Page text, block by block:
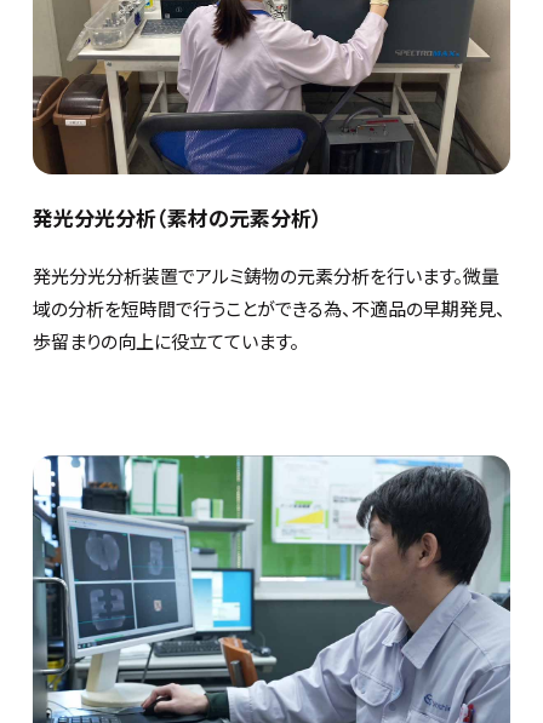
発光分光分析（素材の元素分析）
発光分光分析装置でアルミ鋳物の元素分析を行います。微量
域の分析を短時間で行うことができる為、不適品の早期発見、
歩留まりの向上に役立てています。